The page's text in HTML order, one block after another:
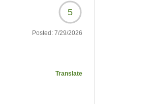
5
Posted: 7/29/2026
Translate